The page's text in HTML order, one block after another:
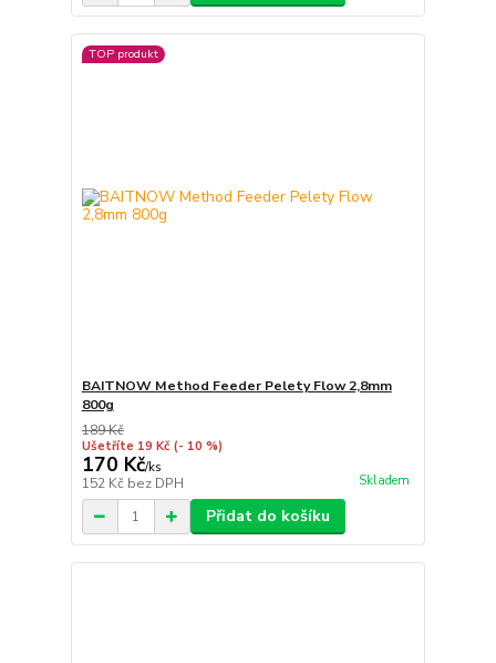
TOP produkt
BAITNOW Method Feeder Pelety Flow 2,8mm
800g
189 Kč
Ušetříte 19 Kč (- 10 %)
170 Kč/ks
152 Kč bez DPH Skladem
Přidat do košíku